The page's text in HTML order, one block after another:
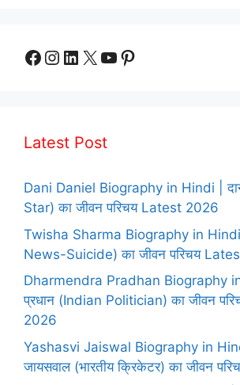
Facebook
Instagram
LinkedIn
X YouTube
Pinterest
Latest Post
Dani Daniel Biography in Hindi |
Star) का जीवन परिचय Latest 2026
Twisha Sharma Biography in Hindi |
News-Suicide) का जीवन परिचय
Dharmendra Pradhan Biography
प्रधान (Indian Politician) का जीवन
2026
Yashasvi Jaiswal Biography in
जायसवाल (भारतीय क्रिकेटर) का जीवन